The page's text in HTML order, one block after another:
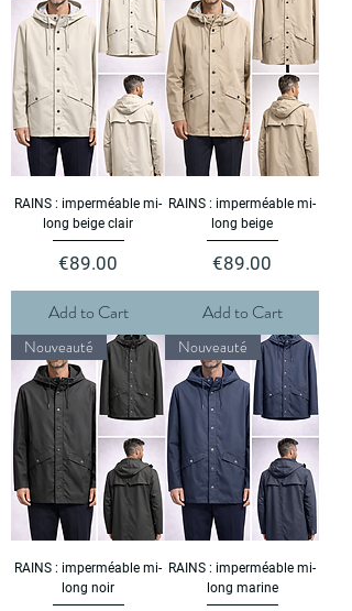
RAINS : imperméable mi-
long beige clair
Price
€89.00
Add to Cart
RAINS : imperméable mi-
long beige
Price
€89.00
Add to Cart
Nouveauté
RAINS : imperméable mi-
long noir
Nouveauté
RAINS : imperméable mi-
long marine